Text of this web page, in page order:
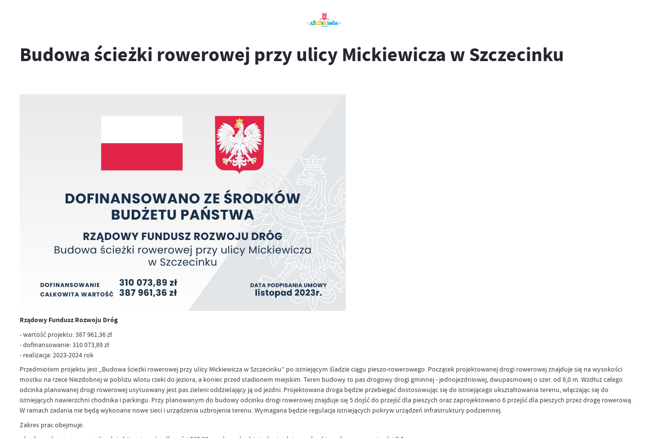
Budowa ścieżki rowerowej przy ulicy Mickiewicza w Szczecinku
Rządowy Fundusz Rozwoju Dróg
- wartość projektu: 387 961,36 zł
- dofinansowanie: 310 073,89 zł
- realizacja: 2023-2024 rok
Przedmiotem projektu jest „Budowa ścieżki rowerowej przy ulicy Mickiewicza w Szczecinku” po istniejącym śladzie ciągu pieszo-rowerowego. Początek projektowanej drogi rowerowej znajduje się na wysokości
mostku na rzece Niezdobnej w pobliżu wlotu rzeki do jeziora, a koniec przed stadionem miejskim. Teren budowy to pas drogowy drogi gminnej - jednojezdniowej, dwupasmowej o szer. od 8,0 m. Wzdłuż całego
odcinka planowanej drogi rowerowej usytuowany jest pas zieleni oddzielający ją od jezdni. Projektowana droga będzie przebiegać dostosowując się do istniejącego ukształtowania terenu, włączając się do
istniejących nawierzchni chodnika i parkingu. Przy planowanym do budowy odcinku drogi rowerowej znajduje się 5 dojść do przejść dla pieszych oraz zaprojektowano 6 przejść dla pieszych przez drogę rowerową.
W ramach zadania nie będą wykonane nowe sieci i urządzenia uzbrojenia terenu. Wymagana będzie regulacja istniejących pokryw urządzeń infrastruktury podziemnej.
Zakres prac obejmuje: